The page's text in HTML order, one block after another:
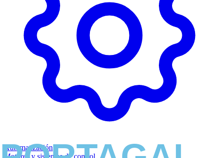
Automatización
Motores y sistemas de control